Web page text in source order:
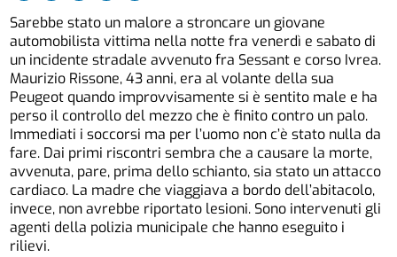
Sarebbe stato un malore a stroncare un giovane
automobilista vittima nella notte fra venerdì e sabato di
un incidente stradale avvenuto fra Sessant e corso Ivrea.
Maurizio Rissone, 43 anni, era al volante della sua
Peugeot quando improvvisamente si è sentito male e ha
perso il controllo del mezzo che è finito contro un palo.
Immediati i soccorsi ma per l’uomo non c’è stato nulla da
fare. Dai primi riscontri sembra che a causare la morte,
avvenuta, pare, prima dello schianto, sia stato un attacco
cardiaco. La madre che viaggiava a bordo dell’abitacolo,
invece, non avrebbe riportato lesioni. Sono intervenuti gli
agenti della polizia municipale che hanno eseguito i
rilievi.